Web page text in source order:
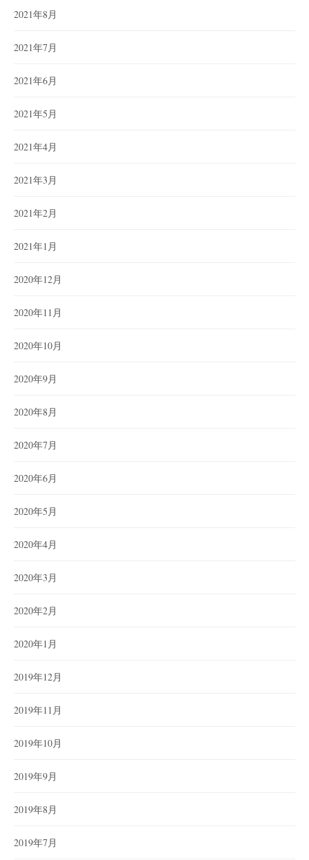
2021年8月
2021年7月
2021年6月
2021年5月
2021年4月
2021年3月
2021年2月
2021年1月
2020年12月
2020年11月
2020年10月
2020年9月
2020年8月
2020年7月
2020年6月
2020年5月
2020年4月
2020年3月
2020年2月
2020年1月
2019年12月
2019年11月
2019年10月
2019年9月
2019年8月
2019年7月